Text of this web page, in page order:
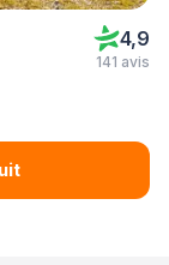
4,9
141 avis